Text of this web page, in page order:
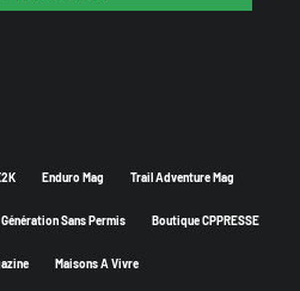
Enduro Mag Trail Adventure Mag
Génération Sans Permis Boutique CPPRESSE
Maisons A Vivre